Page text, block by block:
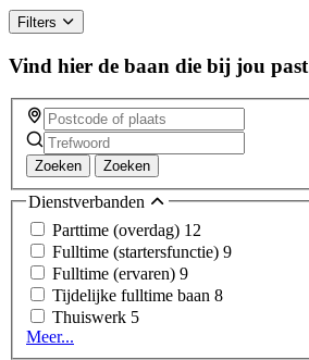
Filters
Vind hier de baan die bij jou past
Zoeken Zoeken
Dienstverbanden
Parttime (overdag) 12
Fulltime (startersfunctie) 9
Fulltime (ervaren) 9
Tijdelijke fulltime baan 8
Thuiswerk 5
Meer...